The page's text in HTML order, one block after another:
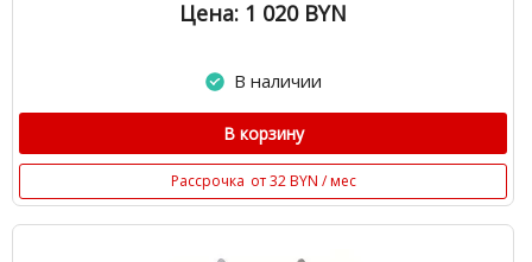
Цена: 1 020 BYN
В наличии
В корзину
Рассрочка от 32 BYN / мес